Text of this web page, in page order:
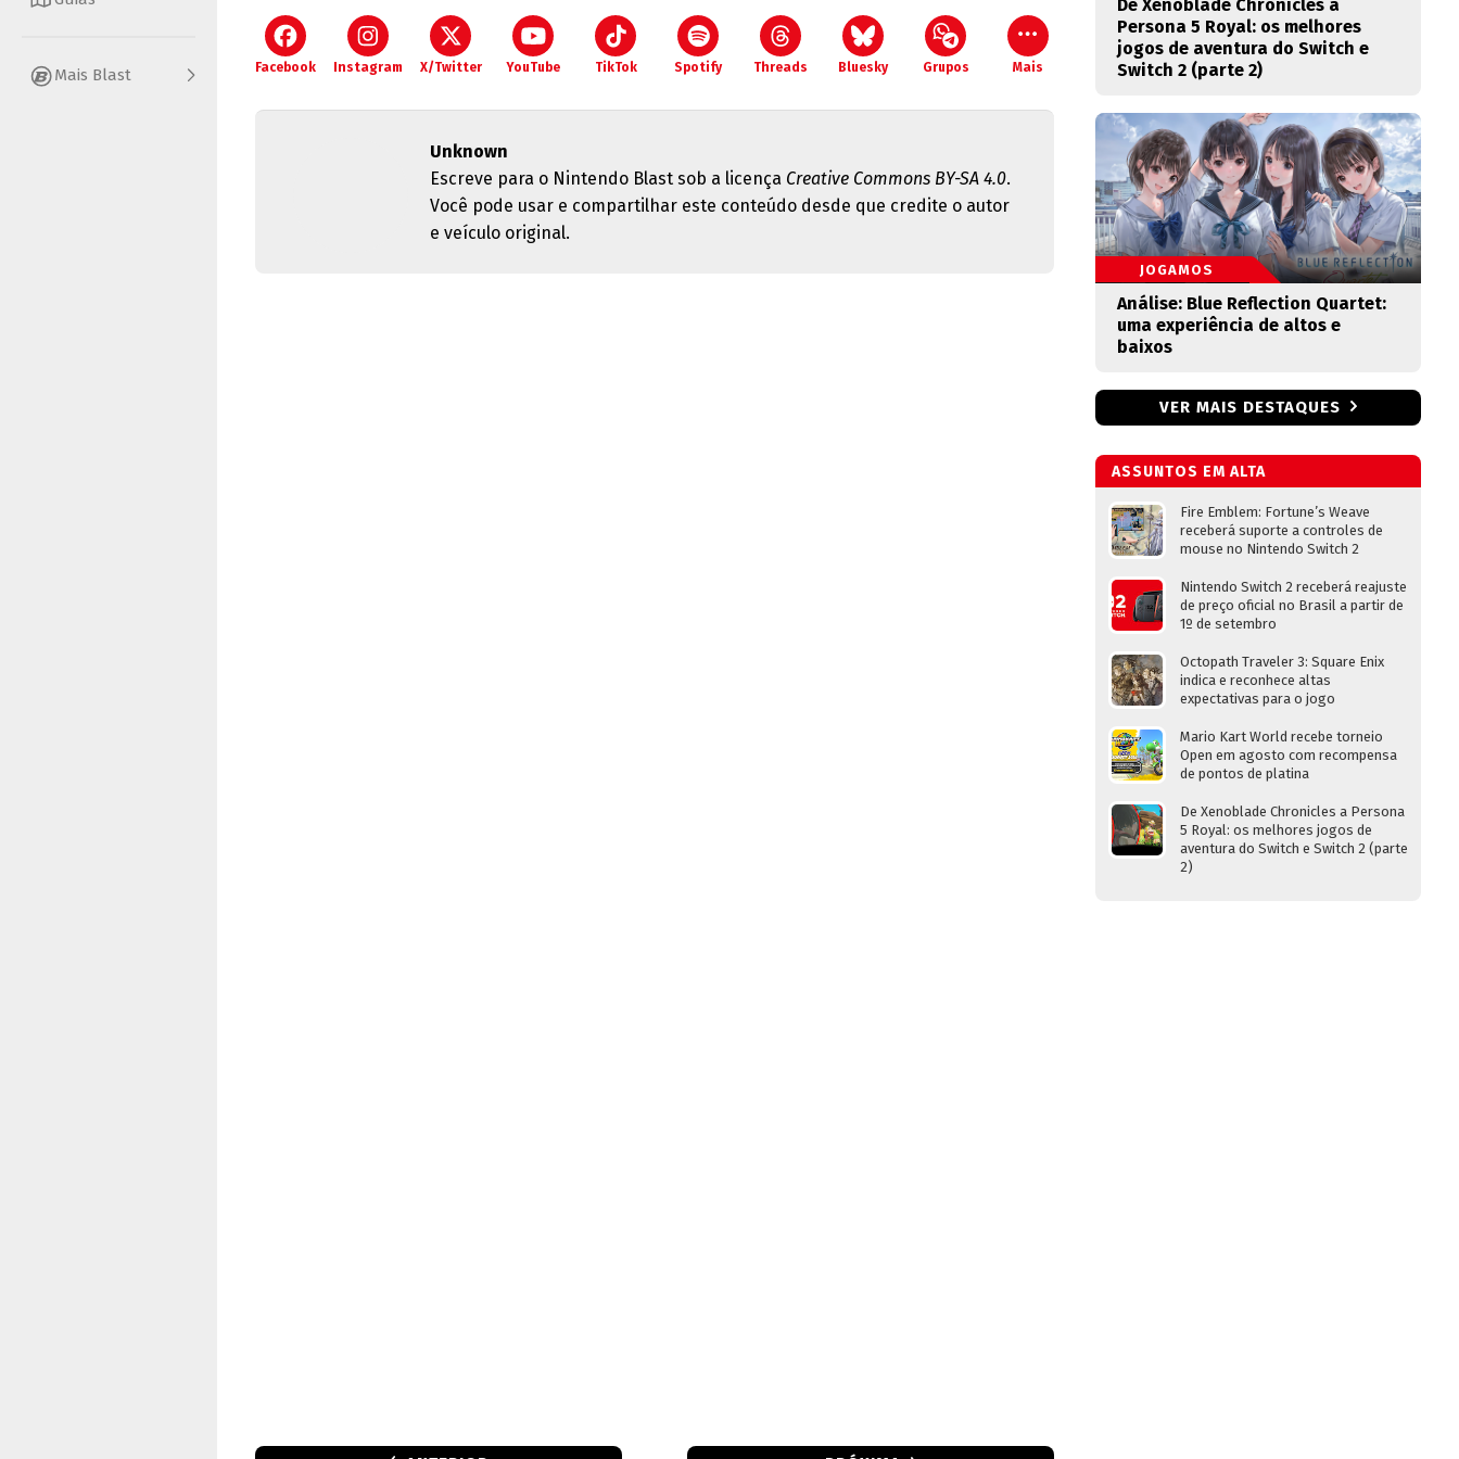
Mais Blast Facebook Instagram X/Twitter YouTube TikTok Spotify Threads Bluesky Grupos Mais
Unknown
Escreve para o Nintendo Blast sob a licença Creative Commons BY-SA 4.0.
Você pode usar e compartilhar este conteúdo desde que credite o autor
e veículo original.
De Xenoblade Chronicles a
Persona 5 Royal: os melhores
jogos de aventura do Switch e
Switch 2 (parte 2)
JOGAMOS
Análise: Blue Reflection Quartet:
uma experiência de altos e
baixos
VER MAIS DESTAQUES
ASSUNTOS EM ALTA
Fire Emblem: Fortune’s Weave
receberá suporte a controles de
mouse no Nintendo Switch 2
Nintendo Switch 2 receberá reajuste
de preço oficial no Brasil a partir de
1º de setembro
Octopath Traveler 3: Square Enix
indica e reconhece altas
expectativas para o jogo
Mario Kart World recebe torneio
Open em agosto com recompensa
de pontos de platina
De Xenoblade Chronicles a Persona
5 Royal: os melhores jogos de
aventura do Switch e Switch 2 (parte
2)